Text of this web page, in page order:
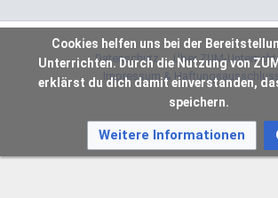
Datenschutz
Über ZUM-
Impressum &
Cookies helfen uns bei der
Unterrichten. Durch die Nutzung von
erklärst du dich damit einverstanden,
speichern.
Weitere Informationen